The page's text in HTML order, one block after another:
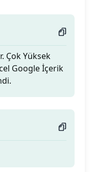
Çok Yüksek
Google İçerik